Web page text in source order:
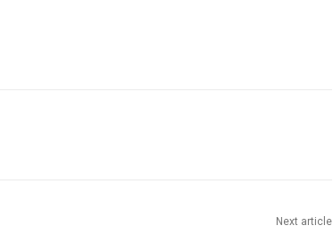
Next article